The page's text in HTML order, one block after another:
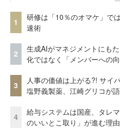
1
研修は「10％のオマケ」
速術
2
生成AIがマネジメントにも
化ではなく「メンバーへの向
3
人事の価値は上がる?! サイ
塩野義製薬、江崎グリコが語
4
給与システムは国産、タレ
のいいとこ取り」が進む理